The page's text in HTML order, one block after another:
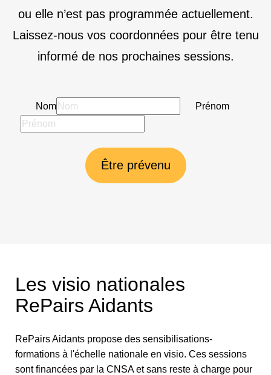
ou elle n’est pas programmée actuellement.
Laissez-nous vos coordonnées pour être tenu
informé de nos prochaines sessions.
Nom Prénom
Être prévenu
Les visio nationales
RePairs Aidants
RePairs Aidants propose des sensibilisations-
formations à l'échelle nationale en visio. Ces sessions
sont financées par la CNSA et sans reste à charge pour